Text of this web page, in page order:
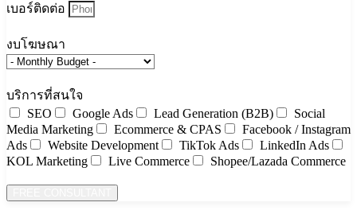
เบอร์ติดต่อ
งบโฆษณา
บริการที่สนใจ
SEO
Google Ads Lead Generation (B2B)
Social
Media Marketing
Ecommerce & CPAS
Facebook / Instagram
Ads
Website Development TikTok Ads
LinkedIn Ads
KOL Marketing
Live Commerce Shopee/Lazada Commerce